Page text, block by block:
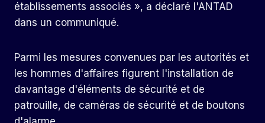
établissements associés », a déclaré l'ANTAD
dans un communiqué.
Parmi les mesures convenues par les autorités et
les hommes d'affaires figurent l'installation de
davantage d'éléments de sécurité et de
patrouille, de caméras de sécurité et de boutons